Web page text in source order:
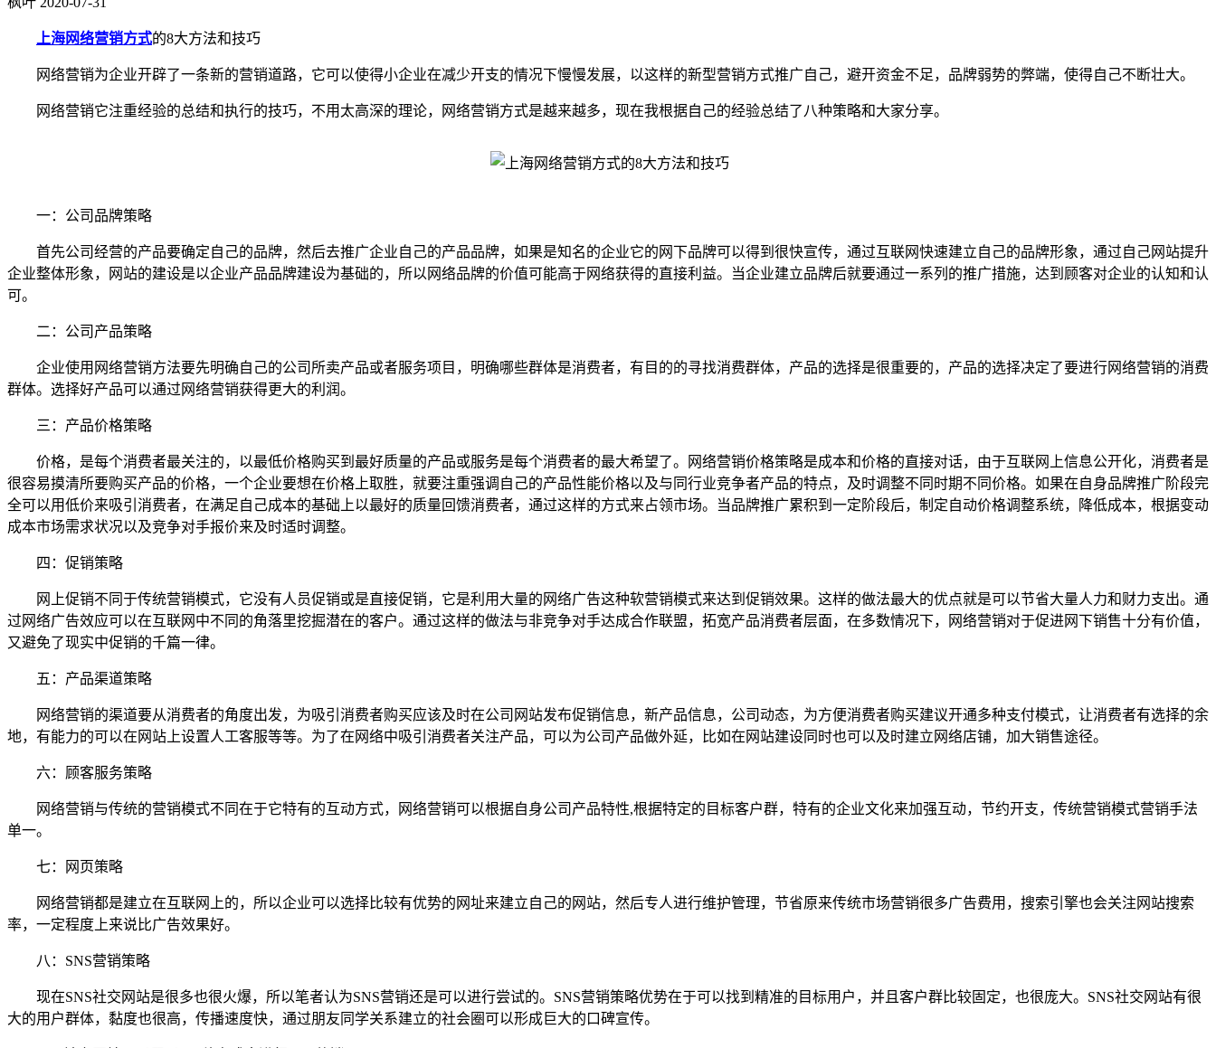
上海网络营销方式的8大方法和技巧
网络营销为企业开辟了一条新的营销道路，它可以使得小企业在减少开支的情况下慢慢发展，以这样的新型营销方式推广自己，避开资金不足，品牌弱势的弊端，使得自己不断壮大。
网络营销它注重经验的总结和执行的技巧，不用太高深的理论，网络营销方式是越来越多，现在我根据自己的经验总结了八种策略和大家分享。
一：公司品牌策略
首先公司经营的产品要确定自己的品牌，然后去推广企业自己的产品品牌，如果是知名的企业它的网下品牌可以得到很快宣传，通过互联网快速建立自己的品牌形象，通过自己网站提升
企业整体形象，网站的建设是以企业产品品牌建设为基础的，所以网络品牌的价值可能高于网络获得的直接利益。当企业建立品牌后就要通过一系列的推广措施，达到顾客对企业的认知和认
可。
二：公司产品策略
企业使用网络营销方法要先明确自己的公司所卖产品或者服务项目，明确哪些群体是消费者，有目的的寻找消费群体，产品的选择是很重要的，产品的选择决定了要进行网络营销的消费
群体。选择好产品可以通过网络营销获得更大的利润。
三：产品价格策略
价格，是每个消费者最关注的，以最低价格购买到最好质量的产品或服务是每个消费者的最大希望了。网络营销价格策略是成本和价格的直接对话，由于互联网上信息公开化，消费者是
很容易摸清所要购买产品的价格，一个企业要想在价格上取胜，就要注重强调自己的产品性能价格以及与同行业竞争者产品的特点，及时调整不同时期不同价格。如果在自身品牌推广阶段完
全可以用低价来吸引消费者，在满足自己成本的基础上以最好的质量回馈消费者，通过这样的方式来占领市场。当品牌推广累积到一定阶段后，制定自动价格调整系统，降低成本，根据变动
成本市场需求状况以及竞争对手报价来及时适时调整。
四：促销策略
网上促销不同于传统营销模式，它没有人员促销或是直接促销，它是利用大量的网络广告这种软营销模式来达到促销效果。这样的做法最大的优点就是可以节省大量人力和财力支出。通
过网络广告效应可以在互联网中不同的角落里挖掘潜在的客户。通过这样的做法与非竞争对手达成合作联盟，拓宽产品消费者层面，在多数情况下，网络营销对于促进网下销售十分有价值，
又避免了现实中促销的千篇一律。
五：产品渠道策略
网络营销的渠道要从消费者的角度出发，为吸引消费者购买应该及时在公司网站发布促销信息，新产品信息，公司动态，为方便消费者购买建议开通多种支付模式，让消费者有选择的余
地，有能力的可以在网站上设置人工客服等等。为了在网络中吸引消费者关注产品，可以为公司产品做外延，比如在网站建设同时也可以及时建立网络店铺，加大销售途径。
六：顾客服务策略
网络营销与传统的营销模式不同在于它特有的互动方式，网络营销可以根据自身公司产品特性,根据特定的目标客户群，特有的企业文化来加强互动，节约开支，传统营销模式营销手法
单一。
七：网页策略
网络营销都是建立在互联网上的，所以企业可以选择比较有优势的网址来建立自己的网站，然后专人进行维护管理，节省原来传统市场营销很多广告费用，搜索引擎也会关注网站搜索
率，一定程度上来说比广告效果好。
八：SNS营销策略
现在SNS社交网站是很多也很火爆，所以笔者认为SNS营销还是可以进行尝试的。SNS营销策略优势在于可以找到精准的目标用户，并且客户群比较固定，也很庞大。SNS社交网站有很
大的用户群体，黏度也很高，传播速度快，通过朋友同学关系建立的社会圈可以形成巨大的口碑宣传。